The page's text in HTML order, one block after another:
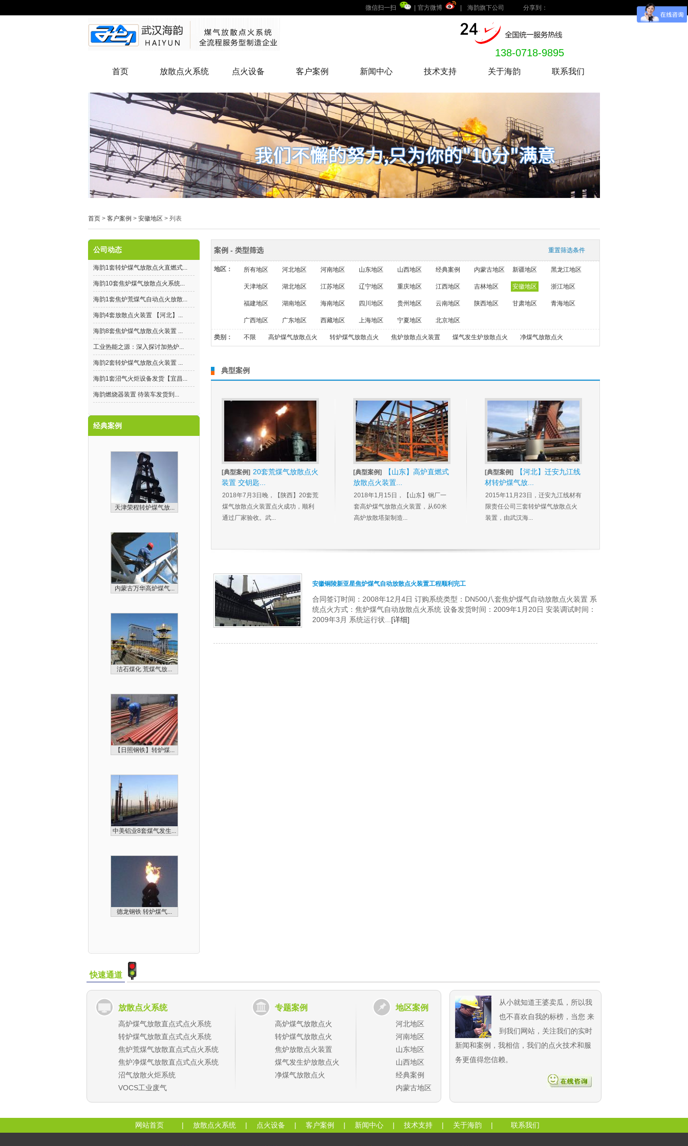
微信扫一扫 官方微博 海韵旗下公司 分享到：
138-0718-9895
首页 放散点火系统 点火设备 客户案例 新闻中心 技术支持 关于海韵 联系我们
首页 > 客户案例 > 安徽地区 > 列表
公司动态
海韵1套转炉煤气放散点火直燃式...
海韵10套焦炉煤气放散点火系统...
海韵1套焦炉荒煤气自动点火放散...
海韵4套放散点火装置 【河北】...
海韵8套焦炉煤气放散点火装置 ...
工业热能之源：深入探讨加热炉...
海韵2套转炉煤气放散点火装置 ...
海韵1套沼气火炬设备发货【宜昌...
海韵燃烧器装置 待装车发货到...
经典案例
天津荣程转炉煤气放...
内蒙古万华高炉煤气...
洁石煤化 荒煤气放...
【日照钢铁】转炉煤...
中美铝业8套煤气发生...
德龙钢铁 转炉煤气...
案例 - 类型筛选 重置筛选条件
地区： 所有地区 河北地区 河南地区 山东地区 山西地区 经典案例 内蒙古地区 新疆地区 黑龙江地区
天津地区 湖北地区 江苏地区 辽宁地区 重庆地区 江西地区 吉林地区 安徽地区 浙江地区
福建地区 湖南地区 海南地区 四川地区 贵州地区 云南地区 陕西地区 甘肃地区 青海地区
广西地区 广东地区 西藏地区 上海地区 宁夏地区 北京地区
类别： 不限 高炉煤气放散点火 转炉煤气放散点火 焦炉放散点火装置 煤气发生炉放散点火 净煤气放散点火
典型案例
[典型案例] 20套荒煤气放散点火
装置 交钥匙...
2018年7月3日晚，【陕西】20套荒
煤气放散点火装置点火成功，顺利
通过厂家验收。武...
[典型案例]
【山东】高炉直燃式
放散点火装置...
2018年1月15日，【山东】钢厂一
套高炉煤气放散点火装置，从60米
高炉放散塔架制造...
[典型案例]
【河北】迁安九江线
材转炉煤气放...
2015年11月23日，迁安九江线材有
限责任公司三套转炉煤气放散点火
装置，由武汉海...
安徽铜陵新亚星焦炉煤气自动放散点火装置工程顺利完工
合同签订时间：2008年12月4日 订购系统类型：DN500八套焦炉煤气自动放散点火装置 系
统点火方式：焦炉煤气自动放散点火系统 设备发货时间：2009年1月20日 安装调试时间：
2009年3月 系统运行状... [详细]
快速通道
放散点火系统
高炉煤气放散直点式点火系统
转炉煤气放散直点式点火系统
焦炉荒煤气放散直点式点火系统
焦炉净煤气放散直点式点火系统
沼气放散火炬系统
VOCS工业废气
专题案例
高炉煤气放散点火
转炉煤气放散点火
焦炉放散点火装置
煤气发生炉放散点火
净煤气放散点火
地区案例
河北地区
河南地区
山东地区
山西地区
经典案例
内蒙古地区
从小就知道王婆卖瓜，所以我
也不喜欢自我的标榜，当您 来
到我们网站，关注我们的实时
新闻和案例，我相信，我们的点火技术和服
务更值得您信赖。
网站首页 | 放散点火系统 | 点火设备 | 客户案例 | 新闻中心 | 技术支持 | 关于海韵 | 联系我们